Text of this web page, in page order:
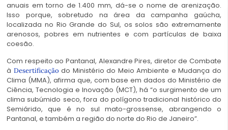
anuais em torno de 1.400 mm, dá-se o nome de arenização.
Isso porque, sobretudo na área da campanha gaúcha,
localizada no Rio Grande do Sul, os solos são extremamente
arenosos, pobres em nutrientes e com partículas de baixa
coesão.
Com respeito ao Pantanal, Alexandre Pires, diretor de Combate
à Desertificação do Ministério do Meio Ambiente e Mudança do
Clima (MMA), afirma que, com base em dados do Ministério de
Ciência, Tecnologia e Inovação (MCT), há “o surgimento de um
clima subúmido seco, fora do polígono tradicional histórico do
Semiárido, que é no sul mato-grossense, abrangendo o
Pantanal, e também a região do norte do Rio de Janeiro”.